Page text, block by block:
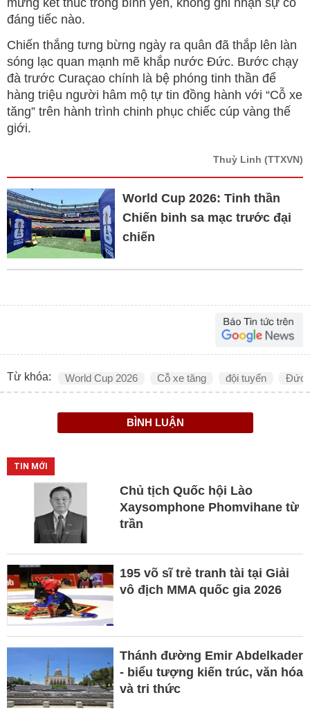
đáng tiếc nào.
Chiến thắng tưng bừng ngày ra quân đã thắp lên làn
sóng lạc quan mạnh mẽ khắp nước Đức. Bước chạy
đà trước Curaçao chính là bệ phóng tinh thần để
hàng triệu người hâm mộ tự tin đồng hành với “Cỗ xe
tăng” trên hành trình chinh phục chiếc cúp vàng thế
giới.
Thuỳ Linh (TTXVN)
World Cup 2026: Tinh thần
Chiến binh sa mạc trước đại
chiến
Từ khóa: World Cup 2026 Cỗ xe tăng đội tuyển Đức
BÌNH LUẬN
TIN MỚI
Chủ tịch Quốc hội Lào
Xaysomphone Phomvihane từ
trần
195 võ sĩ trẻ tranh tài tại Giải
vô địch MMA quốc gia 2026
Thánh đường Emir Abdelkader
- biểu tượng kiến trúc, văn hóa
và tri thức